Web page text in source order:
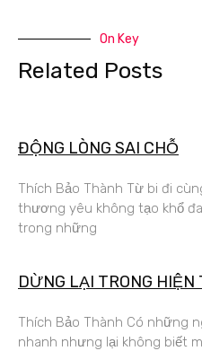
On Key
Related Posts
ĐỘNG LÒNG SAI CHỖ
Thích Bảo Thành Từ bi đi
thương yêu không tạo khổ
trong những
DỪNG LẠI TRONG HIỆN
Thích Bảo Thành Có những
nhanh nhưng lại không biết